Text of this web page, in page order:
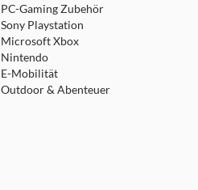
PC-Gaming Zubehör
Sony Playstation
Microsoft Xbox
Nintendo
E-Mobilität
Outdoor & Abenteuer